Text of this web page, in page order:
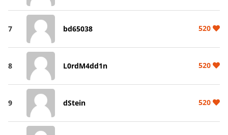
7 bd65038 520
8 L0rdM4dd1n 520
9 dStein 520